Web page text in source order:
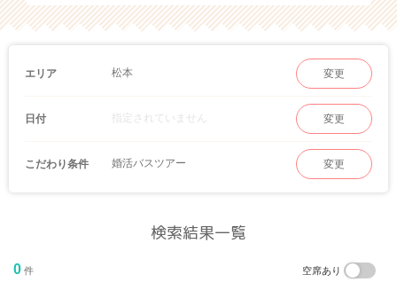
エリア 松本 変更
日付 指定されていません 変更
こだわり条件 婚活バスツアー 変更
検索結果一覧
0 件 空席あり